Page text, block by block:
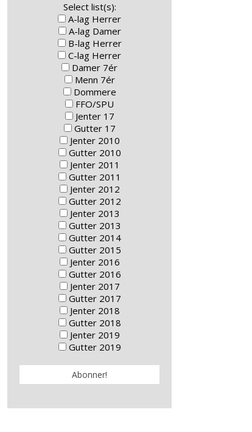
Select list(s):
A-lag Herrer
A-lag Damer
B-lag Herrer
C-lag Herrer
Damer 7ér
Menn 7ér
Dommere
FFO/SPU
Jenter 17
Gutter 17
Jenter 2010
Gutter 2010
Jenter 2011
Gutter 2011
Jenter 2012
Gutter 2012
Jenter 2013
Gutter 2013
Gutter 2014
Gutter 2015
Jenter 2016
Gutter 2016
Jenter 2017
Gutter 2017
Jenter 2018
Gutter 2018
Jenter 2019
Gutter 2019